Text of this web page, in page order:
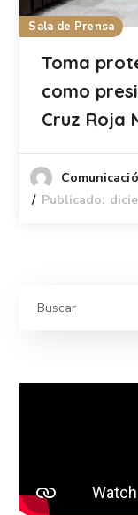
Sala de Prensa
Toma
como
Cruz Roja
Publicado: